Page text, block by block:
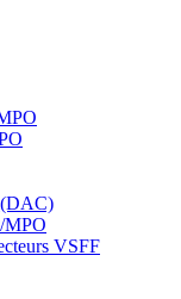
(DAC)
MPO
VSFF